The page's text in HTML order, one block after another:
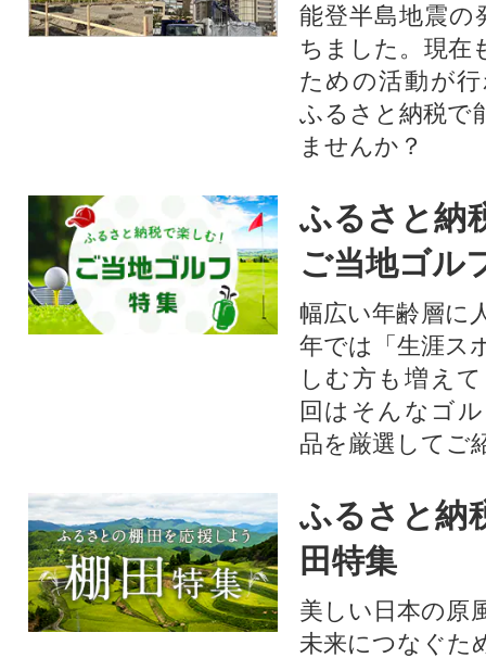
能登半島地震の
ちました。現在
ための活動が
ふるさと納税で
ませんか？
ふるさと納
ご当地ゴル
幅広い年齢層に
年では「生涯ス
しむ方も増え
回はそんなゴ
品を厳選してご
ふるさと納
田特集
美しい日本の原
未来につなぐた